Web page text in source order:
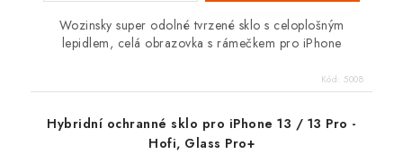
Wozinsky super odolné tvrzené sklo s celoplošným
lepidlem, celá obrazovka s rámečkem pro iPhone
Kód: 5008
Hybridní ochranné sklo pro iPhone 13 / 13 Pro -
Hofi, Glass Pro+